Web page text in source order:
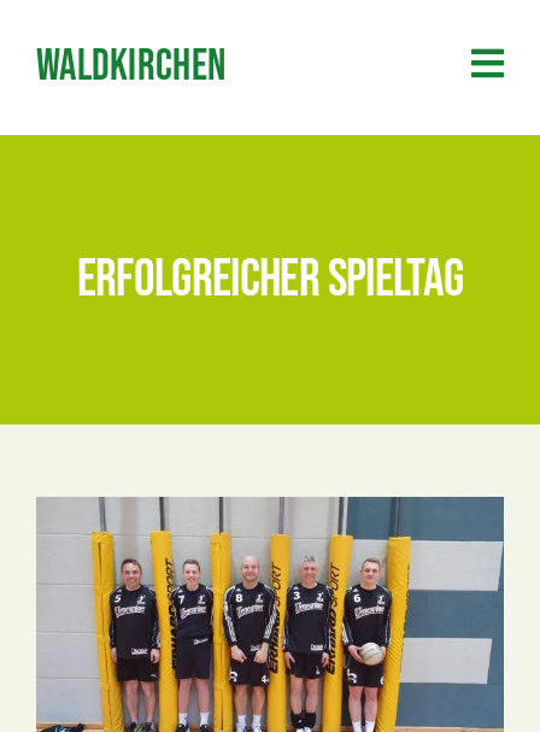
Inhalt
springen
Waldkirchen
Erfolgreicher Spieltag
grösseres